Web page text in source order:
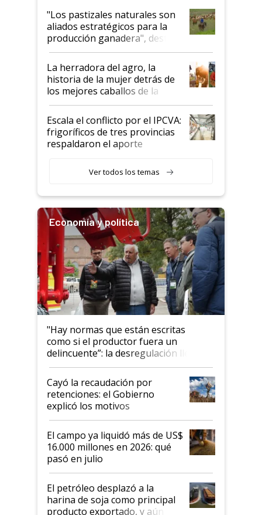
oportunidades que se abren
para el agro en Argentina, con
foco en la carne
"Los pastizales naturales son
aliados estratégicos para la
producción ganadera", destaca
la iniciativa que ya reúne a 46
establecimientos en Argentina
La herradora del agro, la
historia de la mujer detrás de
los mejores caballos de la
Argentina y los mitos que
todavía hacen sufrir a estos
animales: "Mientras me
descalificaban, yo seguí
haciendo currículum"
Escala el conflicto por el IPCVA:
frigoríficos de tres provincias
respaldaron el aporte
Ver todos los temas
Economía y política
"Hay normas que están escritas
como si el productor fuera un
delincuente”: la desregulación llegó
al Congreso Aapresid y hasta se
habló del financiamiento al IPCVA
Cayó la recaudación por
retenciones: el Gobierno
explicó los motivos
El campo ya liquidó más de US$
16.000 millones en 2026: qué
pasó en julio
El petróleo desplazó a la
harina de soja como principal
producto exportado, y aún así